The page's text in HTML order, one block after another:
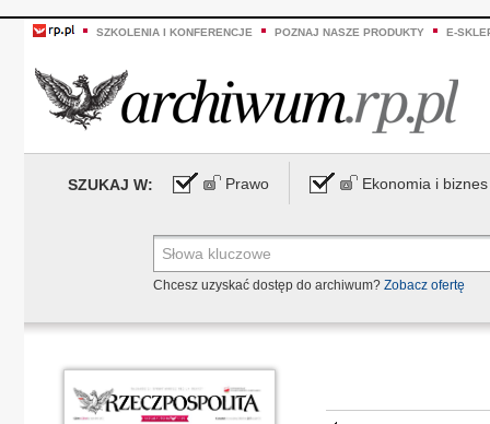
SZKOLENIA I KONFERENCJE POZNAJ NASZE PRODUKTY E-
SZUKAJ W: Prawo Ekonomia i biznes
Chcesz uzyskać dostęp do archiwum? Zobacz ofertę